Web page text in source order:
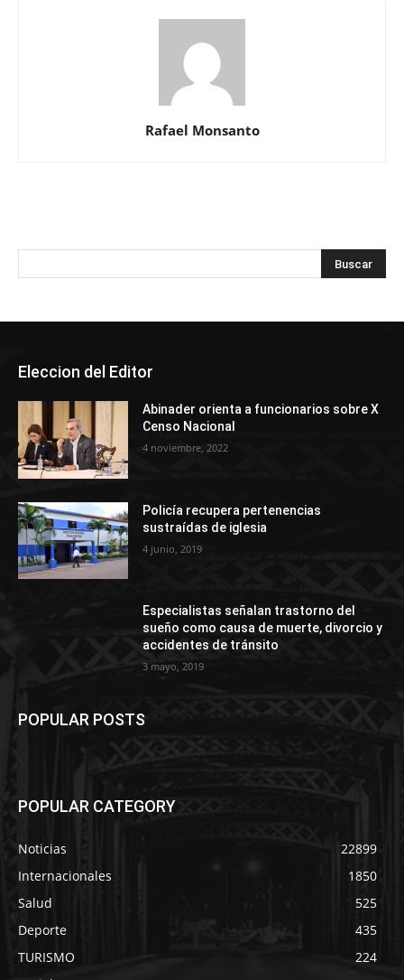
Rafael Monsanto
Eleccion del Editor
Abinader orienta a funcionarios sobre X
Censo Nacional
4 noviembre, 2022
Policía recupera pertenencias
sustraídas de iglesia
4 junio, 2019
Especialistas señalan trastorno del
sueño como causa de muerte, divorcio y
accidentes de tránsito
3 mayo, 2019
POPULAR POSTS
POPULAR CATEGORY
Noticias
22899
Internacionales
1850
Salud
525
Deporte
435
TURISMO
224